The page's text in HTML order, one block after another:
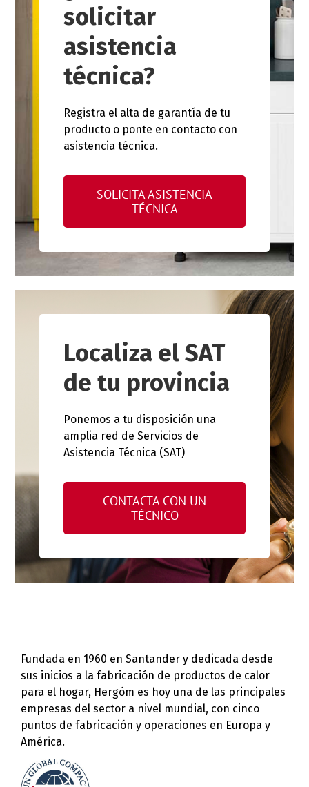
solicitar
asistencia
técnica?
Registra el alta de garantía de tu
producto o ponte en contacto con
asistencia técnica.
SOLICITA ASISTENCIA
TÉCNICA
Localiza el SAT
de tu provincia
Ponemos a tu disposición una
amplia red de Servicios de
Asistencia Técnica (SAT)
CONTACTA CON UN
TÉCNICO
Fundada en 1960 en Santander y dedicada desde
sus inicios a la fabricación de productos de calor
para el hogar, Hergóm es hoy una de las principales
empresas del sector a nivel mundial, con cinco
puntos de fabricación y operaciones en Europa y
América.